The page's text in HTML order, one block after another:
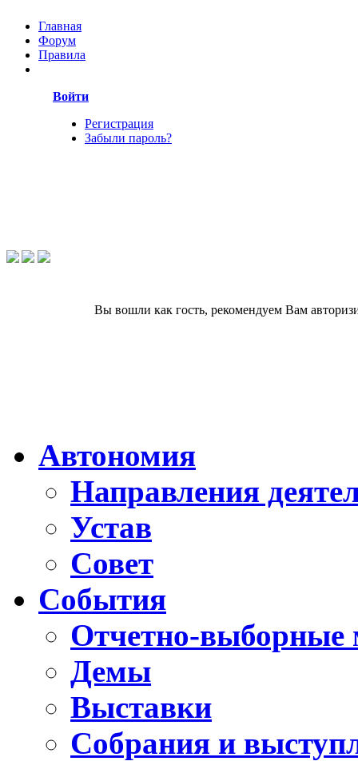
Главная
Форум
Правила
Войти
Регистрация
Забыли пароль?
Вы вошли как гость, рекомендуем Вам
Автономия
Направления
Устав
Совет
События
Отчетно-выборные
Демы
Выставки
Собрания и